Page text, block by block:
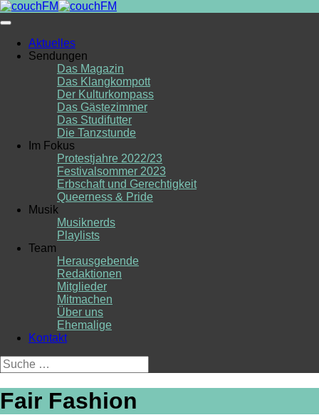
Skip
to
Aktuelles
Sendungen
Das Magazin
Das Klangkompott
Der Kulturkompass
Das Gästezimmer
Das Studifutter
Die Tanzstunde
Im Fokus
Protestjahre 2022/23
Festivalsommer 2023
Erbschaft und Gerechtigkeit
Queerness & Pride
Musik
Musiknerds
Playlists
Team
Herausgebende
Redaktionen
Mitglieder
Mitmachen
Über uns
Ehemalige
Kontakt
Suche
nach:
Fair Fashion